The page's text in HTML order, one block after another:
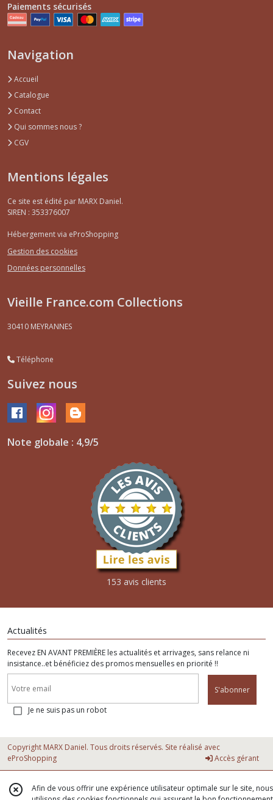
Paiements sécurisés
Navigation
Accueil
Catalogue
Contact
Qui sommes nous ?
CGV
Mentions légales
Ce site est édité par MARX Daniel.
SIREN : 353376007
Hébergement via eProShopping
Gestion des cookies
Données personnelles
Vieille France.com Collections
30410 MEYRANNES
Téléphone
Suivez nous
Note globale : 4,9/5
153 avis clients
Actualités
Recevez EN AVANT PREMIÈRE les actualités et arrivages, sans relance ni
insistance..et bénéficiez des promos mensuelles en priorité !!
S'abonner
Je ne suis pas un robot
Copyright MARX Daniel. Tous droits réservés. Site réalisé avec
eProShopping
Accès gérant
Afin de vous offrir une expérience utilisateur optimale sur le site, nous